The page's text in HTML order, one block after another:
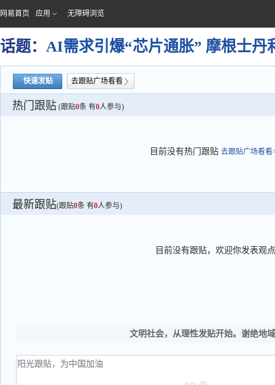
网易首页 应用 无障碍浏览
话题： AI需求引爆“芯片通胀” 摩根士丹
快速发贴 去跟贴广场看看
热门跟贴 (跟贴0条 有0人参与)
目前没有热门跟贴 去跟贴广场看看
最新跟贴(跟贴0条 有0人参与)
目前没有跟贴，欢迎你发表观点
文明社会，从理性发贴开始。谢绝地